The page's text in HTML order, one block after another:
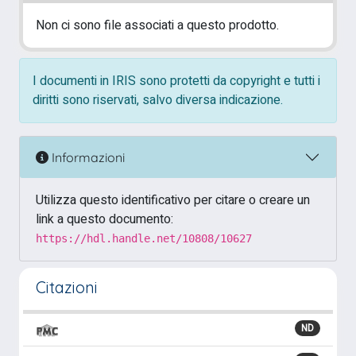
Non ci sono file associati a questo prodotto.
I documenti in IRIS sono protetti da copyright e tutti i
diritti sono riservati, salvo diversa indicazione.
Informazioni
Utilizza questo identificativo per citare o creare un
link a questo documento:
https://hdl.handle.net/10808/10627
Citazioni
ND